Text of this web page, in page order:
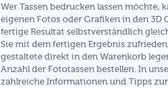
Wer Tassen bedrucken lassen möchte,
eigenen Fotos oder Grafiken in den 3D
fertige Resultat selbstverständlich
Sie mit dem fertigen Ergebnis
gestaltete direkt in den Warenkorb
Anzahl der Fototassen bestellen. In
zahlreiche Informationen und Tipps